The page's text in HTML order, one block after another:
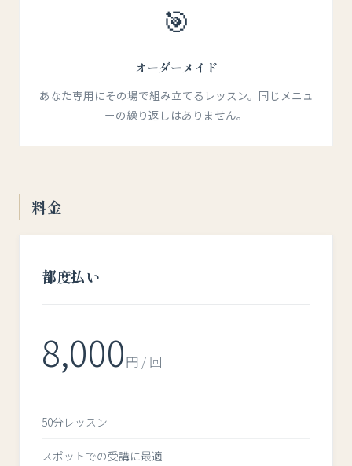
🎯
オーダーメイド
あなた専用にその場で組み立てるレッスン。同じメニュ
ーの繰り返しはありません。
料金
都度払い
8,000円 / 回
50分レッスン
スポットでの受講に最適